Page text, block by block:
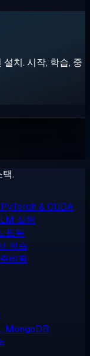
치. 시작, 학습, 중
택.
& CUDA
실행
트북
학습
비됨
MongoDB